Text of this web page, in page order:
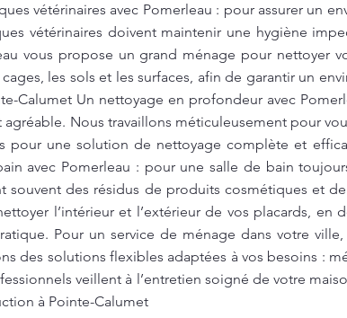
vétérinaires avec Pomerleau : pour assurer un
vétérinaires doivent maintenir une hygiène
vous propose un grand ménage pour nettoyer
les sols et les surfaces, afin de garantir un
Calumet Un nettoyage en profondeur avec
Nous travaillons méticuleusement pour
pour une solution de nettoyage complète et
avec Pomerleau : pour une salle de bain
souvent des résidus de produits cosmétiques et
l’intérieur et l’extérieur de vos placards, en
Pour un service de ménage dans votre
des solutions flexibles adaptées à vos besoins :
veillent à l’entretien soigné de votre
à Pointe-Calumet